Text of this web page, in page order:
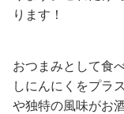
ります！
おつまみとして食
しにんにくをプラ
や独特の風味がお